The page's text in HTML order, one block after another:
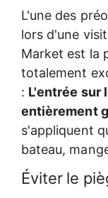
L'une des
lors d'une
Market est la
totalement
: L'entrée sur
entièrement
s'appliquent
bateau,
Éviter le